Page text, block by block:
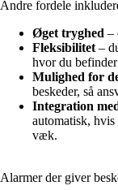
Andre fordele
Øget tryghed –
Fleksibilitet –
hvor du
Mulighed for
beskeder, så
Integration
automatisk,
væk.
Alarmer der giver